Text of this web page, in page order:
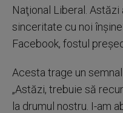
Naţional Liberal.
sinceritate cu noi
Facebook, fostul
Acesta trage un
„Astăzi, trebuie să
la drumul nostru. I-am